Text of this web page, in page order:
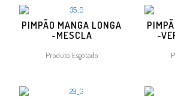
PIMPÃO MANGA LONGA
-MESCLA
Produto Esgotado
-